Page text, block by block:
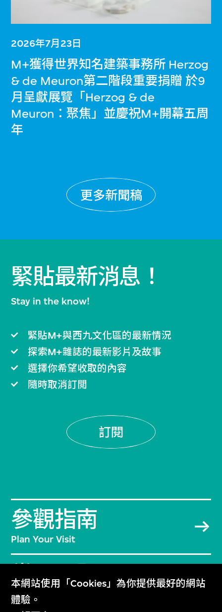
本網站使用「Cookies」為你提供最好的網站
體驗。
2026年7月23日
M+獲得世界知名建築事務所 Herzog
& de Meuron第二階段重要捐贈 於9
月呈獻展覽「Herzog & de
Meuron：聚焦」並慶祝M+開幕五周
年
更多新聞稿
緊貼最新消息！
Stay in the know!
緊貼M+與西九文化區的最新情況
探索M+雜誌的最新影片及故事
選擇你希望收取的內容
隨時取消訂閲
訂閱
參觀指南
Plan Your Visit
常見問題
Frequently Asked Questions